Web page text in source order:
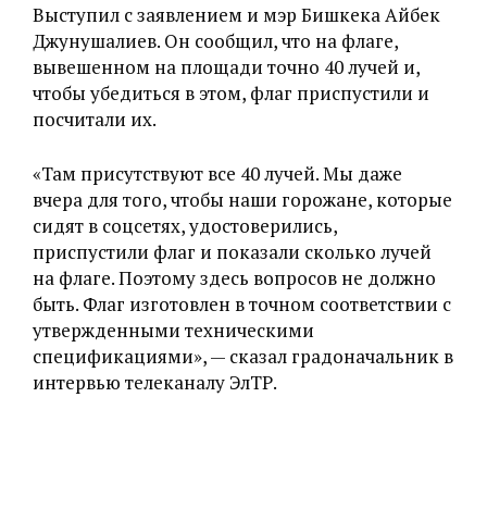
Выступил с заявлением и мэр Бишкека Айбек
Джунушалиев. Он сообщил, что на флаге,
вывешенном на площади точно 40 лучей и,
чтобы убедиться в этом, флаг приспустили и
посчитали их.
«Там присутствуют все 40 лучей. Мы даже
вчера для того, чтобы наши горожане, которые
сидят в соцсетях, удостоверились,
приспустили флаг и показали сколько лучей
на флаге. Поэтому здесь вопросов не должно
быть. Флаг изготовлен в точном соответствии с
утвержденными техническими
спецификациями», — сказал градоначальник в
интервью телеканалу ЭлТР.